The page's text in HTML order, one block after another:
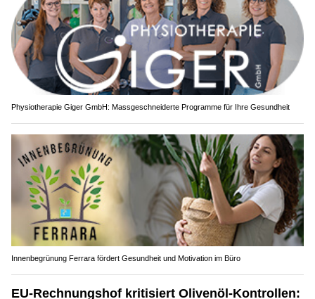
Physiotherapie Giger GmbH: Massgeschneiderte Programme für Ihre Gesundheit
Innenbegrünung Ferrara fördert Gesundheit und Motivation im Büro
EU-Rechnungshof kritisiert Olivenöl-Kontrollen: